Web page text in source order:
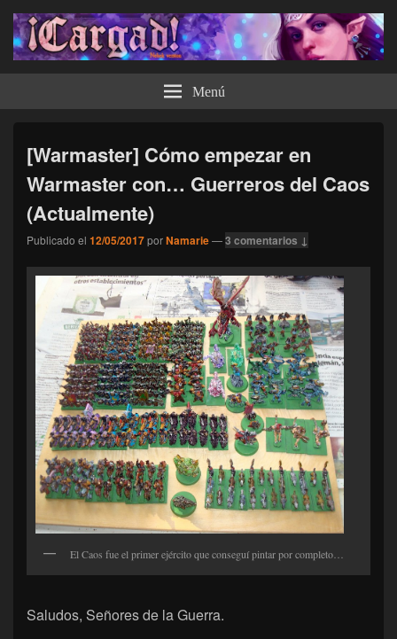
¡Cargad! Menú
[Warmaster] Cómo empezar en
Warmaster con… Guerreros del Caos
(Actualmente)
Publicado el 12/05/2017porNamarie—3 comentarios ↓
El Caos fue el primer ejército que conseguí pintar por completo…
Saludos, Señores de la Guerra.